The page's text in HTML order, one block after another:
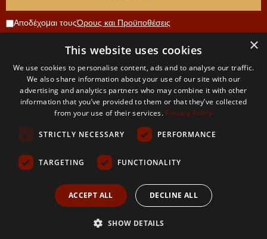
Αποδέχομαι τουςΌρους και Προϋποθέσεις
The
PaliVerse
Μενού
Αρχική
Σχετικά
με εμάς
ομάδα
Συνεισφορά
ΕπικοινωνίαΛογαριασμός
Αίτηση
μέλους
Ο
λογαριασμός
Όροι
Χρήσης
και
Απορρήτου
Όροι και
Πολιτική
Απορρήτου
The PaliVerse Project 2026 © All Rights Reserved
×
This website uses cookies
We use cookies to personalise content, ads and to analyse our traffic.
We also share information about your use of our site with our
advertising and analytics partners who may combine it with other
information that you’ve provided to them or that they’ve collected
from your use of their services. Privacy Policy
STRICTLY NECESSARY PERFORMANCE
TARGETING FUNCTIONALITY
ACCEPT ALL DECLINE ALL
SHOW DETAILS